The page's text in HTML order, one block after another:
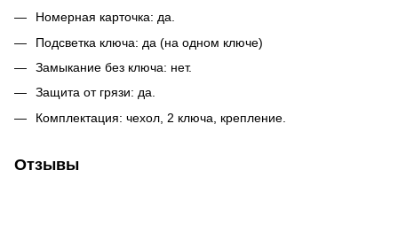
Номерная карточка: да.
Подсветка ключа: да (на одном ключе)
Замыкание без ключа: нет.
Защита от грязи: да.
Комплектация: чехол, 2 ключа, крепление.
Отзывы